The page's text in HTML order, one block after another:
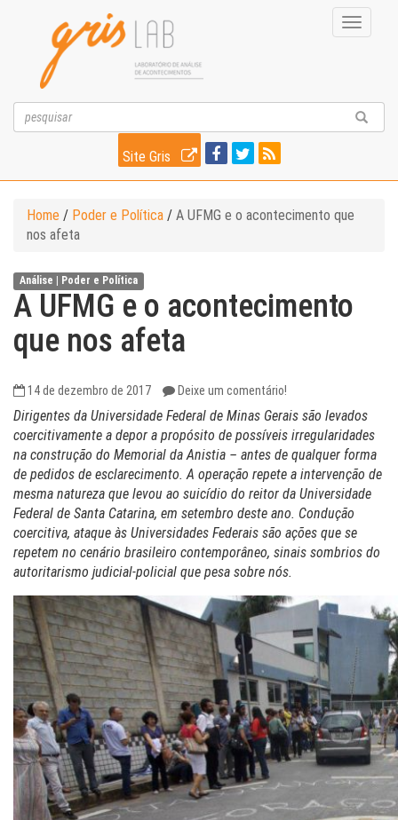
Toggle
Site Gris
Home / Poder e Política / A UFMG e o acontecimento que
nos afeta
Análise | Poder e Política
A UFMG e o acontecimento
que nos afeta
14 de dezembro de 2017 Deixe um comentário!
Dirigentes da Universidade Federal de Minas Gerais são levados
coercitivamente a depor a propósito de possíveis irregularidades
na construção do Memorial da Anistia – antes de qualquer forma
de pedidos de esclarecimento. A operação repete a intervenção de
mesma natureza que levou ao suicídio do reitor da Universidade
Federal de Santa Catarina, em setembro deste ano. Condução
coercitiva, ataque às Universidades Federais são ações que se
repetem no cenário brasileiro contemporâneo, sinais sombrios do
autoritarismo judicial-policial que pesa sobre nós.